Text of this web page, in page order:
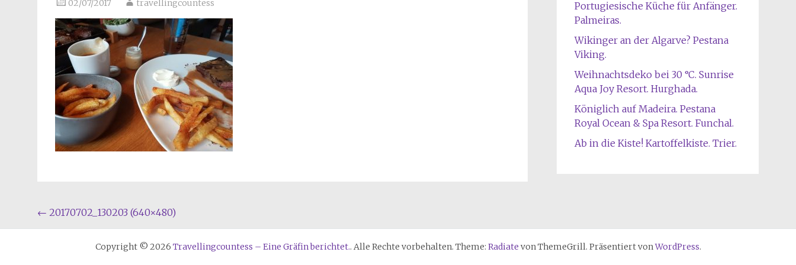
02/07/2017 travellingcountess
Beitragsnavigation
← 20170702_130203 (640×480)
Portugiesische Küche für Anfänger.
Palmeiras.
Wikinger an der Algarve? Pestana
Viking.
Weihnachtsdeko bei 30 °C. Sunrise
Aqua Joy Resort. Hurghada.
Königlich auf Madeira. Pestana
Royal Ocean & Spa Resort. Funchal.
Ab in die Kiste! Kartoffelkiste. Trier.
Copyright © 2026 Travellingcountess – Eine Gräfin berichtet.. Alle Rechte vorbehalten. Theme: Radiate von ThemeGrill. Präsentiert vonWordPress.